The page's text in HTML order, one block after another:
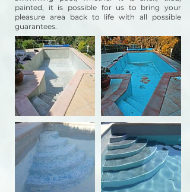
painted, it is possible for us to bring your
pleasure area back to life with all possible
guarantees.